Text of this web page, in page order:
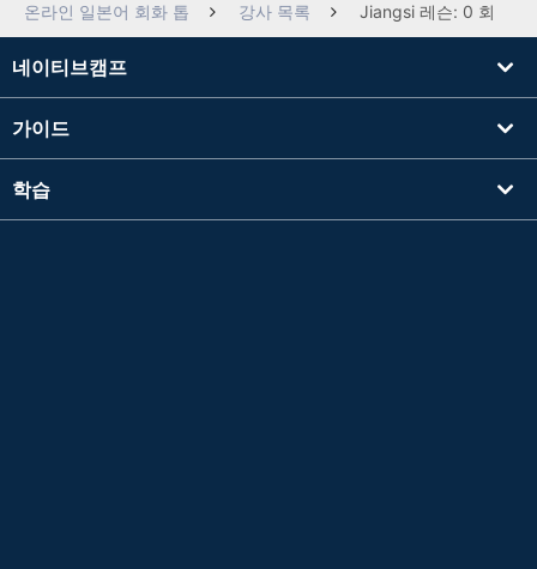
온라인 일본어 회화 톱 강사 목록 Jiangsi 레슨: 0 회
네이티브캠프
가이드
학습